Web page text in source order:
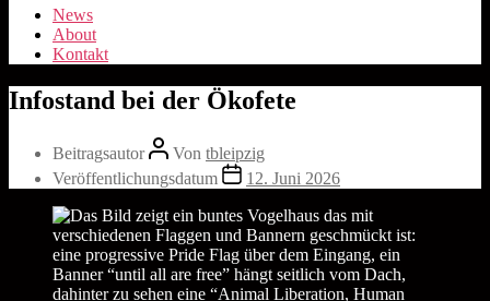
News
About
Kontakt
Infostand bei der Ökofete
Beitragsautor Von tbleipzig
Veröffentlichungsdatum
12. Juni 2026